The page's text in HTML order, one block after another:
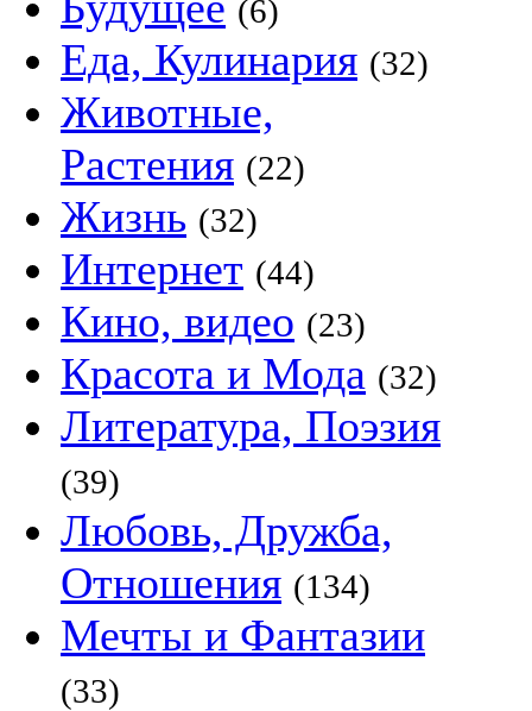
(6)
Еда, Кулинария (32)
Животные,
Растения (22)
Жизнь (32)
Интернет (44)
Кино, видео (23)
Красота и Мода (32)
Литература, Поэзия
(39)
Любовь, Дружба,
Отношения (134)
Мечты и Фантазии
(33)